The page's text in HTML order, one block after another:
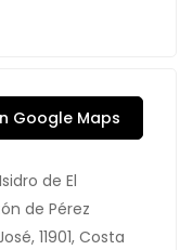
Google Maps
de El
de Pérez
11901, Costa